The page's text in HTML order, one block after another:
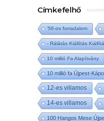
Címkefelhő
'56-os forradalom
- Rálátás Kiállítás
10 millió Fa Alapítvány
10 millió fa Újpest-
12-es villamos
14-es villamos
100 Hangos Mese